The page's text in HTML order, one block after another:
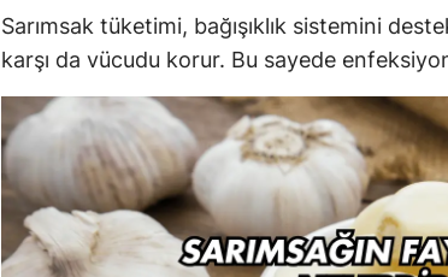
Sarımsak tüketimi, bağışıklık sistemini
karşı da vücudu korur. Bu sayede